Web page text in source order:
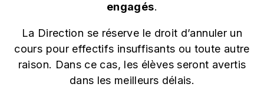
engagés.
La Direction se réserve le droit d’annuler un
cours pour effectifs insuffisants ou toute autre
raison. Dans ce cas, les élèves seront avertis
dans les meilleurs délais.